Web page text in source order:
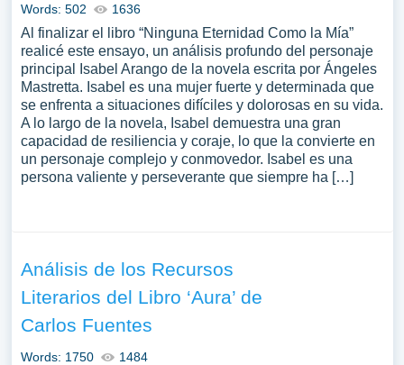
Words: 502 1636
Al finalizar el libro “Ninguna Eternidad Como la Mía”
realicé este ensayo, un análisis profundo del personaje
principal Isabel Arango de la novela escrita por Ángeles
Mastretta. Isabel es una mujer fuerte y determinada que
se enfrenta a situaciones difíciles y dolorosas en su vida.
A lo largo de la novela, Isabel demuestra una gran
capacidad de resiliencia y coraje, lo que la convierte en
un personaje complejo y conmovedor. Isabel es una
persona valiente y perseverante que siempre ha […]
Análisis de los Recursos
Literarios del Libro ‘Aura’ de
Carlos Fuentes
Words: 1750 1484